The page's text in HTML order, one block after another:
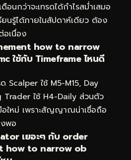
นกว่าจะเทรดได้กำไรสม่ำเสมอ
ยนรู้ได้ภายในสัปดาห์เดียว ต้อง
อเนื่อง
how to narrow
ใช้กับ Timeframe ไหนดี
Scalper ใช้ M5-M15, Day
Trader ใช้ H4-Daily ส่วนตัว
อใหม่ เพราะสัญญาณน่าเชื่อถือ
งพอ
เยอะๆ กับ order
how to narrow ob